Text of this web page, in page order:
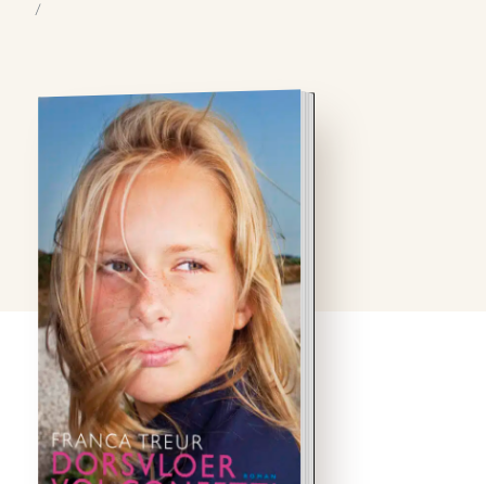
’s Winters zijn de
zondagen het snelst
voorbij. Als de dominee
om vier uur de
middagdienst afsluit met
de zegen voor weer een
hele week, vliegen ze alle
zeven naar het fietsenhok.
‘Om de poten te breken,’
zegt de vader. …